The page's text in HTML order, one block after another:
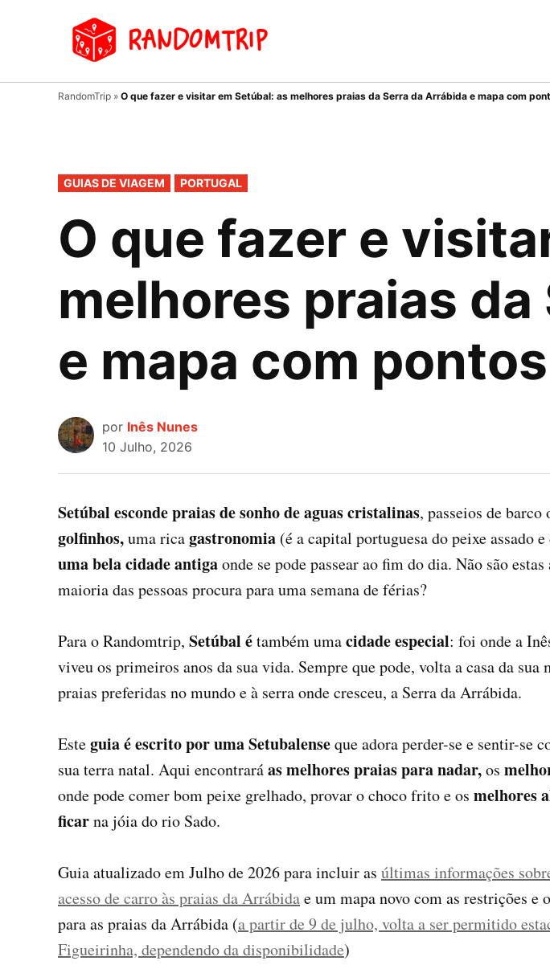
RandomTrip » O que fazer e visitar em Setúbal: as melhores praias da Serra da Arrábida e mapa com
PUBLICADO
EM
GUIAS DE VIAGEM PORTUGAL
O que fazer e
melhores praias
e mapa com
por Inês Nunes
10 Julho, 2026
Setúbal esconde praias de sonho de aguas cristalinas, passeios de
golfinhos,uma ricagastronomia (é a capital portuguesa do peixe assado
uma bela cidade antigaonde se pode passear ao fim do dia. Não são
maioria das pessoas procura para uma semana de férias?
Para o Randomtrip, Setúbal étambém umacidade especial: foi onde a
viveu os primeiros anos da sua vida. Sempre que pode, volta a casa da sua
praias preferidas no mundo e à serra onde cresceu, a Serra da Arrábida.
Esteguia é escrito por uma Setubalenseque adora perder-se e sentir-se
sua terra natal. Aqui encontraráas melhores praias para nadar,os
onde pode comer bom peixe grelhado, provar o choco frito e os melhores
ficarna jóia do rio Sado.
Guia atualizado em Julho de 2026 para incluir as últimas informações
acesso de carro às praias da Arrábidae um mapa novo com as restrições e
para as praias da Arrábida (a partir de 9 de julho, volta a ser permitido
Figueirinha, dependendo da disponibilidade)